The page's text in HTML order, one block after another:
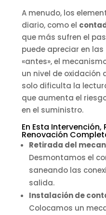
A menudo, los
diario, como el
que más sufren el
puede apreciar en
«antes», el
un nivel de oxidación
solo dificulta la
que aumenta el
en el suministro.
En Esta Intervención,
Renovación
Retirada del
Desmontamos el
saneando las
salida.
Instalación de
Colocamos un